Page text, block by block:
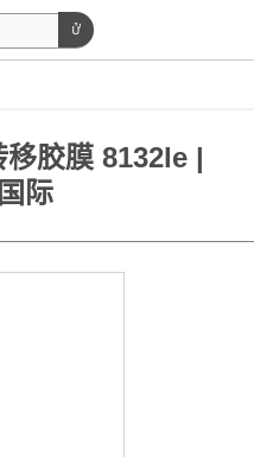
胶膜 8132le |
际